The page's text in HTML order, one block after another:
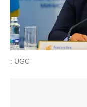
: UGC